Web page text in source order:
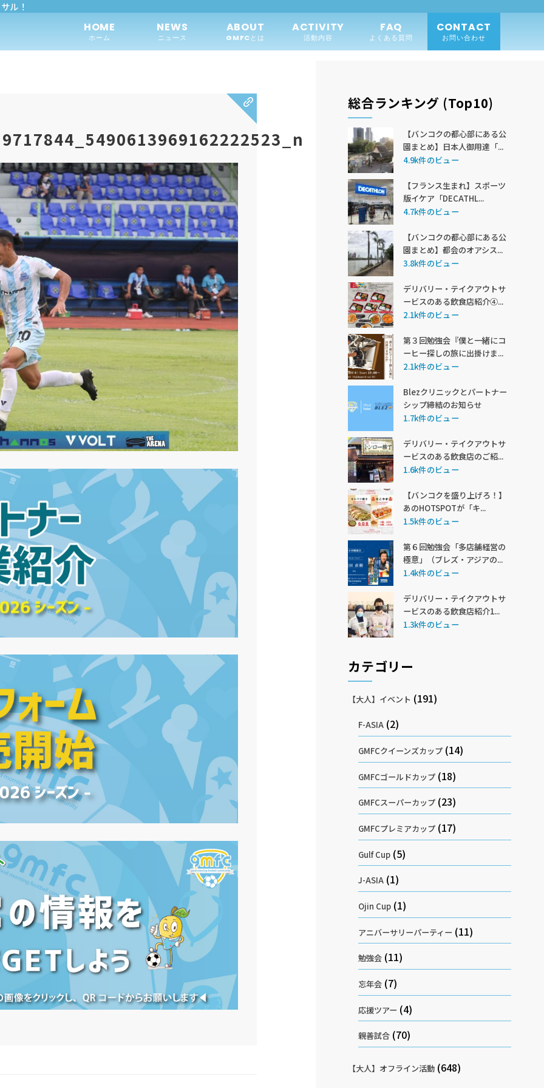
ル！
HOME
ホーム
NEWS
ニュース
ABOUT
GMFCとは
ACTIVITY
活動内容
FAQ
よくある質問
CONTACT
お問い合わせ
総合ランキング (Top10)
【バンコクの都心部にある公
園まとめ】日本人御用達「...
4.9k件のビュー
【フランス生まれ】スポーツ
版イケア「DECATHL...
4.7k件のビュー
【バンコクの都心部にある公
園まとめ】都会のオアシス...
3.8k件のビュー
デリバリー・テイクアウトサ
ービスのある飲食店紹介④...
2.1k件のビュー
第３回勉強会『僕と一緒にコ
ーヒー探しの旅に出掛けま...
2.1k件のビュー
Blezクリニックとパートナー
シップ締結のお知らせ
1.7k件のビュー
デリバリー・テイクアウトサ
ービスのある飲食店のご紹...
1.6k件のビュー
【バンコクを盛り上げろ！】
あのHOTSPOTが「キ...
1.5k件のビュー
第６回勉強会「多店舗経営の
極意」（ブレズ・アジアの...
1.4k件のビュー
デリバリー・テイクアウトサ
ービスのある飲食店紹介1...
1.3k件のビュー
カテゴリー
【大人】イベント (191)
F-ASIA(2)
GMFCクイーンズカップ(14)
GMFCゴールドカップ(18)
GMFCスーパーカップ(23)
GMFCプレミアカップ(17)
Gulf Cup(5)
J-ASIA(1)
Ojin Cup(1)
アニバーサリーパーティー (11)
勉強会(11)
忘年会(7)
応援ツアー (4)
親善試合(70)
【大人】オフライン活動 (648)